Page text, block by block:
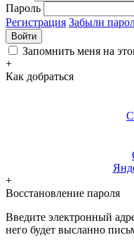
Пароль
Регистрация Забыли
Войти
Запомнить меня на
+
Как добраться
+
Восстановление пароля
Введите электронный
него будет высланно